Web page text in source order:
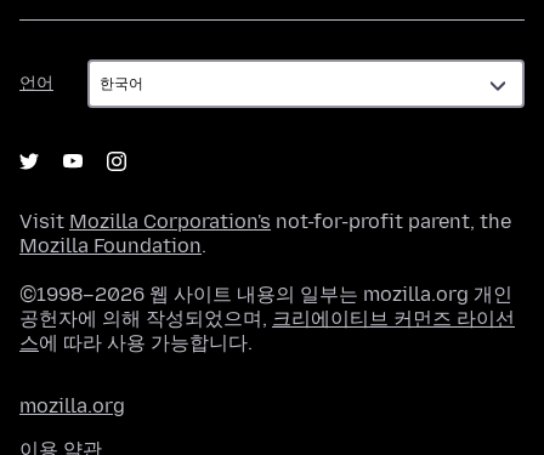
언어
언
어
Visit Mozilla Corporation's not-for-profit parent, the
Mozilla Foundation.
©1998–2026 웹 사이트 내용의 일부는 mozilla.org 개인
공헌자에 의해 작성되었으며, 크리에이티브 커먼즈 라이선
스에 따라 사용 가능합니다.
mozilla.org
이용 약관